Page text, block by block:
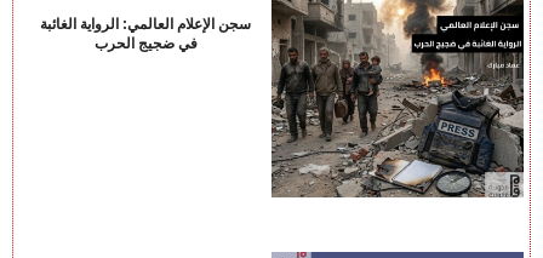
سجن الإعلام العالمي: الرواية الغائبة
في ضجيج الحرب